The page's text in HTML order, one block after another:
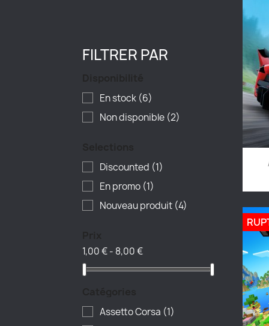
FILTRER PAR
En stock (6)
Non disponible (2)
Discounted (1)
En promo (1)
Nouveau produit (4)
1,00 € - 8,00 €
Assetto Corsa (1)